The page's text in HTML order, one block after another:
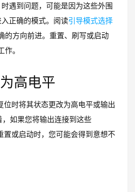
遇到问题，可能是因为这些外围
正确的模式。阅读引导模式选择
的方向前进。重置、刷写或启动
。
高电平
位时将其状态更改为高电平或输出
如果您将输出连接到这些
置或启动时，您可能会得到意想不